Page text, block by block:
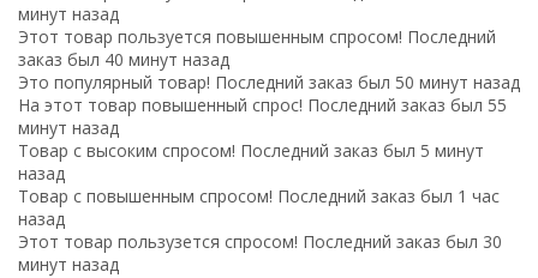
минут назад
Этот товар пользуется повышенным спросом! Последний
заказ был 40 минут назад
Это популярный товар! Последний заказ был 50 минут назад
На этот товар повышенный спрос! Последний заказ был 55
минут назад
Товар с высоким спросом! Последний заказ был 5 минут
назад
Товар с повышенным спросом! Последний заказ был 1 час
назад
Этот товар пользузется спросом! Последний заказ был 30
минут назад